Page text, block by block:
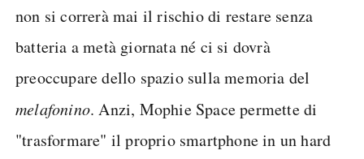
non si correrà mai il rischio di restare senza
batteria a metà giornata né ci si dovrà
preoccupare dello spazio sulla memoria del
melafonino. Anzi, Mophie Space permette di
"trasformare" il proprio smartphone in un hard